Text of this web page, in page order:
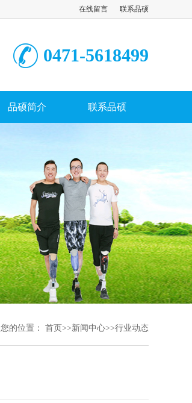
在线留言 联系品硕
0471-5618499
品硕简介 联系品硕
您的位置： 首页 >>新闻中心>>行业动态